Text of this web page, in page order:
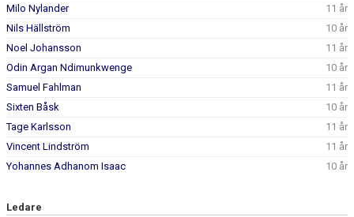
Milo Nylander
11 år
Nils Hällström
10 år
Noel Johansson
11 år
Odin Argan Ndimunkwenge
10 år
Samuel Fahlman
11 år
Sixten Båsk
10 år
Tage Karlsson
11 år
Vincent Lindström
11 år
Yohannes Adhanom Isaac
10 år
Ledare